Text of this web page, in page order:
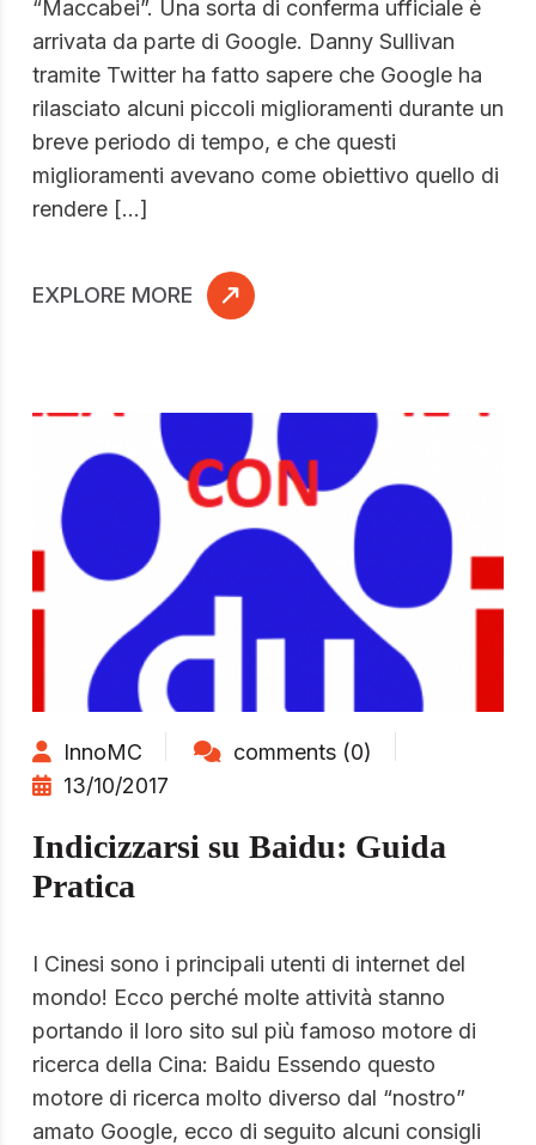
“Maccabei”. Una sorta di conferma ufficiale è
arrivata da parte di Google. Danny Sullivan
tramite Twitter ha fatto sapere che Google ha
rilasciato alcuni piccoli miglioramenti durante un
breve periodo di tempo, e che questi
miglioramenti avevano come obiettivo quello di
rendere […]
EXPLORE MORE
InnoMC
comments (0)
13/10/2017
Indicizzarsi su Baidu: Guida
Pratica
I Cinesi sono i principali utenti di internet del
mondo! Ecco perché molte attività stanno
portando il loro sito sul più famoso motore di
ricerca della Cina: Baidu Essendo questo
motore di ricerca molto diverso dal “nostro”
amato Google, ecco di seguito alcuni consigli